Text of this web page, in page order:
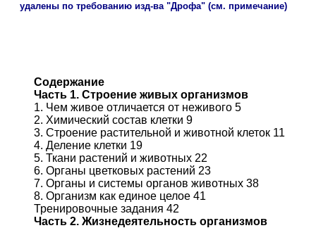
удалены по требованию изд-ва "Дрофа" (см. примечание)
Содержание
Часть 1. Строение живых организмов
1. Чем живое отличается от неживого 5
2. Химический состав клетки 9
3. Строение растительной и животной клеток 11
4. Деление клетки 19
5. Ткани растений и животных 22
6. Органы цветковых растений 23
7. Органы и системы органов животных 38
8. Организм как единое целое 41
Тренировочные задания 42
Часть 2. Жизнедеятельность организмов